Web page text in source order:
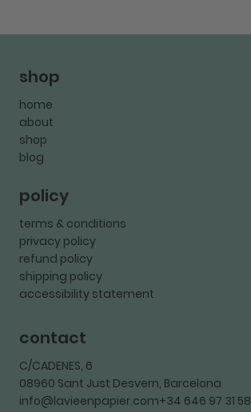
shop
home
about
shop
blog
policy
terms & conditions
privacy policy
refund policy
shipping policy
accessibility statement
contact
C/CADENES, 6
08960 Sant Just Desvern, Barcelona
info@lavieenpapier.com+34 646 97 31 58